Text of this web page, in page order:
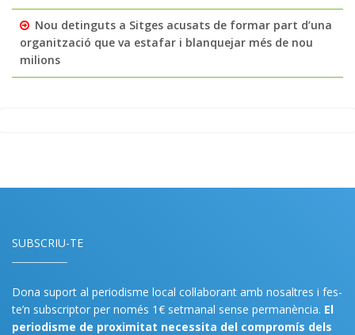
Nou detinguts a Sitges acusats de formar part d’una
organització que va estafar i blanquejar més de nou
milions
SUBSCRIU-TE
Dona suport al periodisme local col·laborant amb nosaltres i fes-
te’n subscriptor per només 1€ setmanal sense permanència. El
periodisme de proximitat necessita del compromís dels